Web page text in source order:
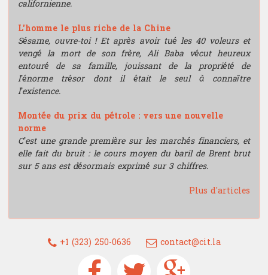
californienne.
L'homme le plus riche de la Chine
Sésame, ouvre-toi ! Et après avoir tué les 40 voleurs et
vengé la mort de son frère, Ali Baba vécut heureux
entouré de sa famille, jouissant de la propriété de
l’énorme trésor dont il était le seul à connaître
l’existence.
Montée du prix du pétrole : vers une nouvelle
norme
C’est une grande première sur les marchés financiers, et
elle fait du bruit : le cours moyen du baril de Brent brut
sur 5 ans est désormais exprimé sur 3 chiffres.
Plus d'articles
+1 (323) 250-0636 contact@cit.la